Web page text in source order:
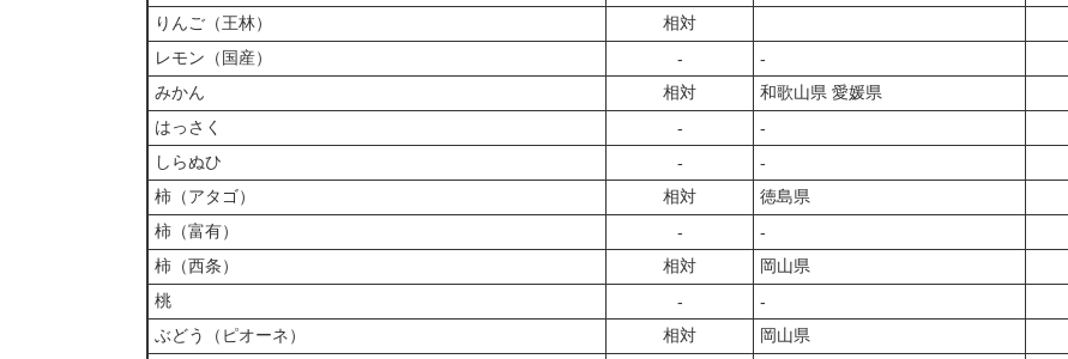
りんご（王林）
相対
レモン（国産）
‐ ‐
みかん
相対 和歌山県 愛媛県
はっさく
‐ ‐
しらぬひ
‐ ‐
柿（アタゴ）
相対 徳島県
柿（富有）
‐ ‐
柿（西条）
相対 岡山県
桃
‐ ‐
ぶどう（ピオーネ）
相対 岡山県